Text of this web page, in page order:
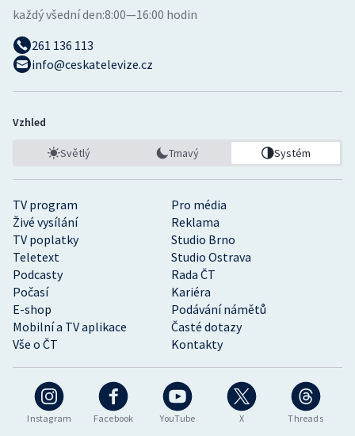
Instagram Facebook YouTube X Threads
TV program
Pro média
Živé vysílání
Reklama
TV poplatky
Studio Brno
Teletext
Studio Ostrava
Podcasty
Rada ČT
Počasí
Kariéra
E-shop
Podávání námětů
Mobilní a TV aplikace
Časté dotazy
Vše o ČT
Kontakty
každý všední den:8:00—16:00 hodin
261 136 113
info@ceskatelevize.cz
Vzhled
Světlý Tmavý Systém